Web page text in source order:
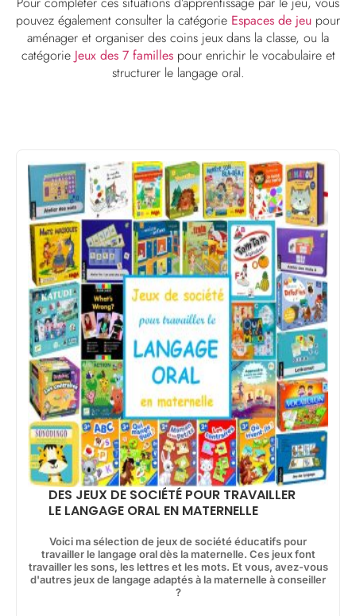
pouvez également consulter la catégorie Espaces de jeu pour
aménager et organiser des coins jeux dans la classe, ou la
catégorie Jeux des 7 famillespour enrichir le vocabulaire et
structurer le langage oral.
DES JEUX DE SOCIÉTÉ POUR TRAVAILLER
LE LANGAGE ORAL EN MATERNELLE
Voici ma sélection de jeux de société éducatifs pour
travailler le langage oral dès la maternelle. Ces jeux font
travailler les sons, les lettres et les mots. Et vous, avez-vous
d'autres jeux de langage adaptés à la maternelle à conseiller
?